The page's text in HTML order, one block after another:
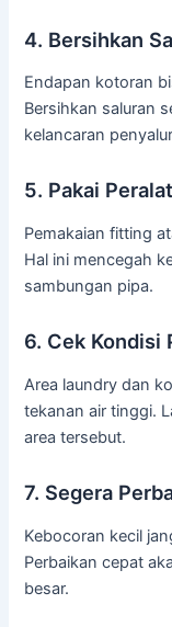
4. Bersihkan
Endapan kotoran
Bersihkan saluran
kelancaran
5. Pakai
Pemakaian fitting
Hal ini mencegah
sambungan pipa.
6. Cek Kondisi
Area laundry dan
tekanan air tinggi.
area tersebut.
7. Segera
Kebocoran kecil
Perbaikan cepat
besar.